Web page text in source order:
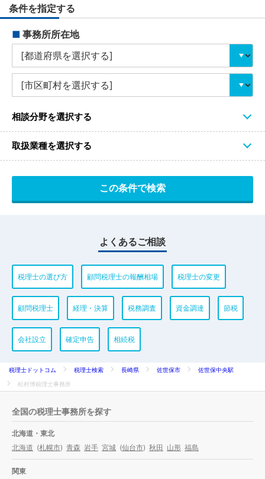
条件を指定する
■ 事務所所在地
相談分野を選択する
取扱業種を選択する
よくあるご相談
税理士の選び方 顧問税理士の報酬相場 税理士の変更
顧問税理士 経理・決算 税務調査 資金調達 節税
会社設立 確定申告 相続税
税理士ドットコム 税理士検索 長崎県 佐世保市
佐世保中央駅
松村博税理士事務所
全国の税理士事務所を探す
北海道・東北
北海道 (札幌市) 青森 岩手 宮城 (仙台市) 秋田 山形 福島
関東